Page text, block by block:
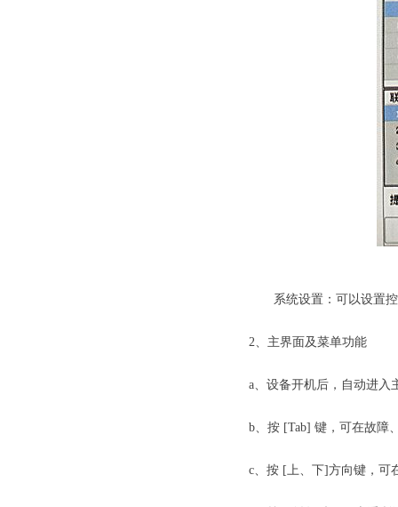
系统设置：可以设置控
2、主界面及菜单功能
a、设备开机后，自动进入
b、按 [Tab] 键，可在故障
c、按 [上、下]方向键，可